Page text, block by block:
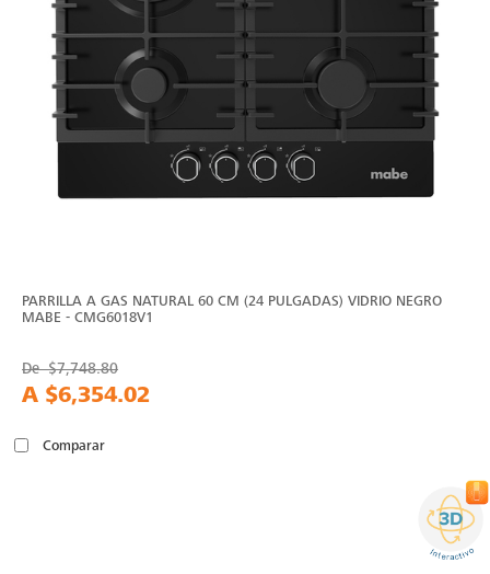
PARRILLA A GAS NATURAL 60 CM (24 PULGADAS) VIDRIO NEGRO
MABE - CMG6018V1
De$7,748.80
A $6,354.02
Comparar